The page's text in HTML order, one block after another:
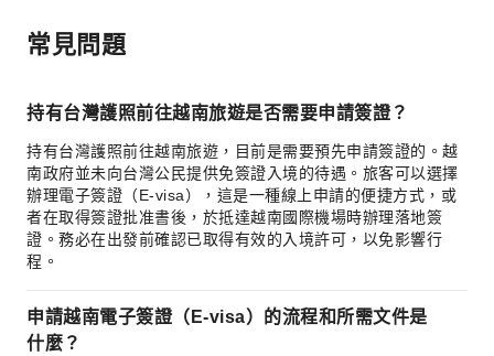
常見問題
持有台灣護照前往越南旅遊是否需要申請簽證？
持有台灣護照前往越南旅遊，目前是需要預先申請簽證的。越
南政府並未向台灣公民提供免簽證入境的待遇。旅客可以選擇
辦理電子簽證（E-visa），這是一種線上申請的便捷方式，或
者在取得簽證批准書後，於抵達越南國際機場時辦理落地簽
證。務必在出發前確認已取得有效的入境許可，以免影響行
程。
申請越南電子簽證（E-visa）的流程和所需文件是
什麼？